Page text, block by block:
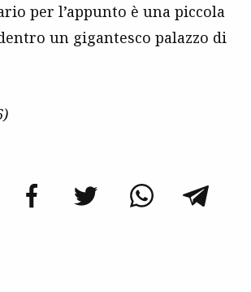
per l’appunto è una piccola
un gigantesco palazzo di